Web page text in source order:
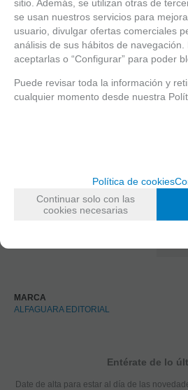
feroz
Con
llena de
dolor
MARCA
ALFAGUARA EDITORIAL
Entérate de lo
Date de alta para estar al día de las
sitio. Además, se utilizan otras de
se usan nuestros servicios para
usuario, divulgar ofertas comerciales
análisis de sus hábitos de navegación.
aceptarlas o “Configurar” para poder
Puede revisar toda la información y
cualquier momento desde nuestra
Política de cookies
Continuar solo con las
cookies necesarias